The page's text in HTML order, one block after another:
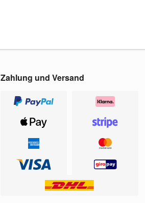
Zahlung und Versand